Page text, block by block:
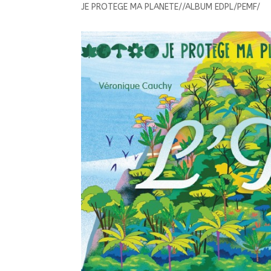
JE PROTEGE MA PLANETE//ALBUM EDPL/PEMF/